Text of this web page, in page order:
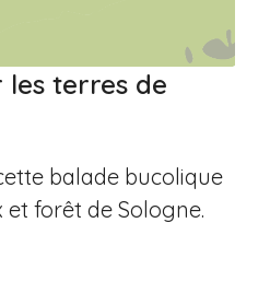
les terres de
balade bucolique
et forêt de Sologne.